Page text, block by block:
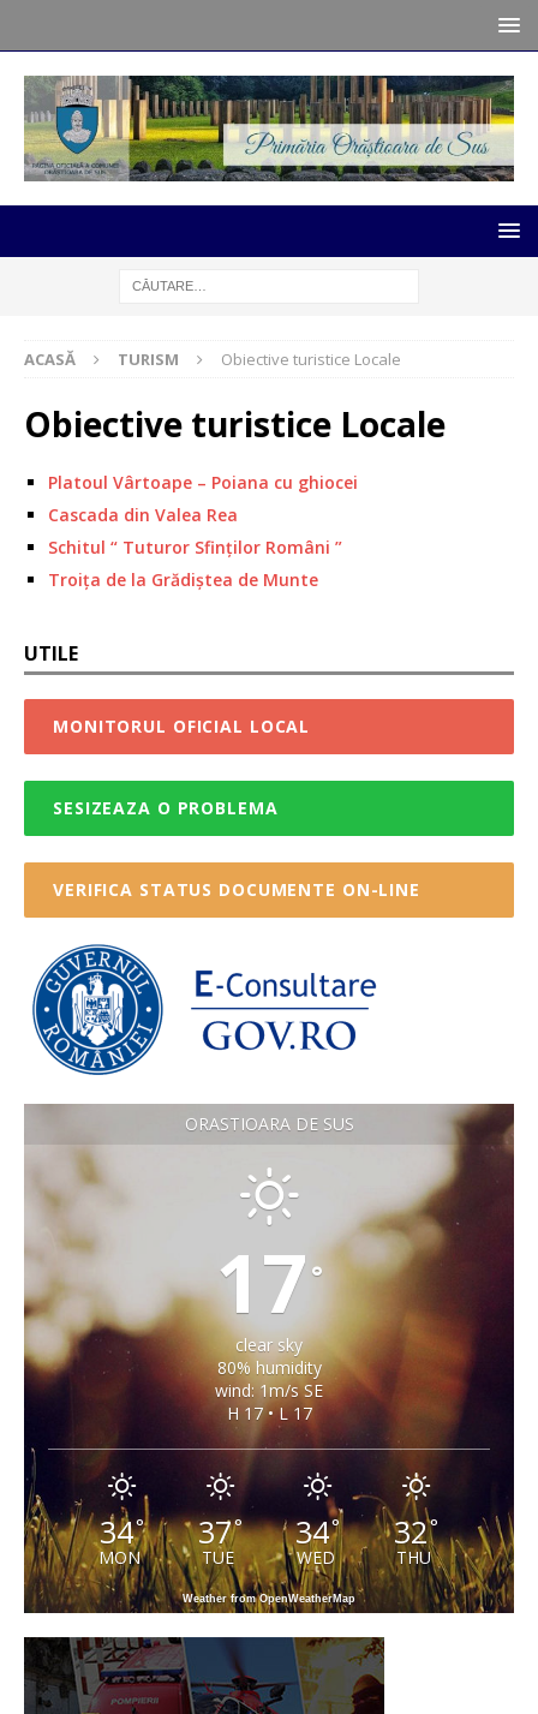
ACASĂ TURISM Obiective turistice Locale
Obiective turistice Locale
Platoul Vârtoape – Poiana cu ghiocei
Cascada din Valea Rea
Schitul “ Tuturor Sfinților Români ”
Troița de la Grădiștea de Munte
UTILE
MONITORUL OFICIAL LOCAL
SESIZEAZA O PROBLEMA
VERIFICA STATUS DOCUMENTE ON-LINE
ORASTIOARA DE SUS
17 °
clear sky
80% humidity
wind: 1m/s SE
H 17 • L 17
34°
MON
37°
TUE
34°
WED
32°
THU
Weather from OpenWeatherMap